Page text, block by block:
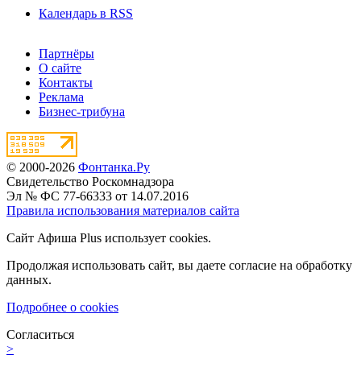
Календарь в RSS
Партнёры
О сайте
Контакты
Реклама
Бизнес-трибуна
© 2000-2026 Фонтанка.Ру
Свидетельство Роскомнадзора
Эл № ФС 77-66333 от 14.07.2016
Правила использования материалов сайта
Сайт Афиша Plus использует cookies.
Продолжая использовать сайт, вы даете согласие на обработку
данных.
Подробнее о cookies
Согласиться
>